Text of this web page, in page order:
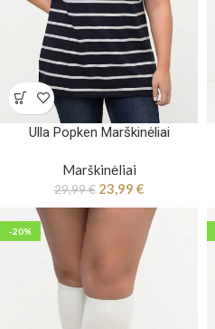
Ulla Popken Marškinėliai
Marškinėliai
29,99€ 23,99 €
-20%